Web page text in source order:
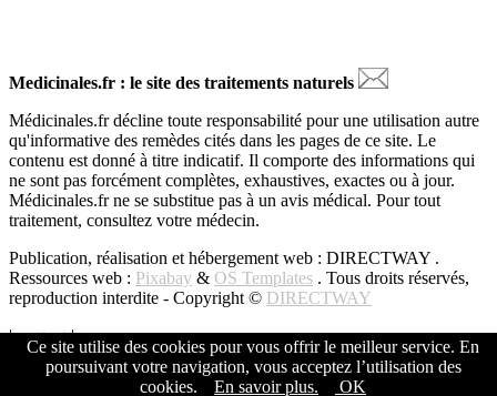
Medicinales.fr : le site des traitements naturels
Médicinales.fr décline toute responsabilité pour une utilisation autre
qu'informative des remèdes cités dans les pages de ce site. Le
contenu est donné à titre indicatif. Il comporte des informations qui
ne sont pas forcément complètes, exhaustives, exactes ou à jour.
Médicinales.fr ne se substitue pas à un avis médical. Pour tout
traitement, consultez votre médecin.
Publication, réalisation et hébergement web : DIRECTWAY .
Ressources web : Pixabay & OS Templates . Tous droits réservés,
reproduction interdite - Copyright © DIRECTWAY
|contact|
Copyright © All Rights Reserved -DIRECTWAY
Ce site utilise des cookies pour vous offrir le meilleur service. En
poursuivant votre navigation, vous acceptez l’utilisation des
cookies.
En savoir plus. OK